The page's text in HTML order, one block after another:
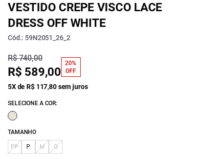
VESTIDO CREPE VISCO LACE
DRESS OFF WHITE
Cód.: 59N2051_26_2
R$ 740,00
R$ 589,00
20%
OFF
5X de R$ 117,80 sem juros
SELECIONE A COR:
TAMANHO
PP P M G